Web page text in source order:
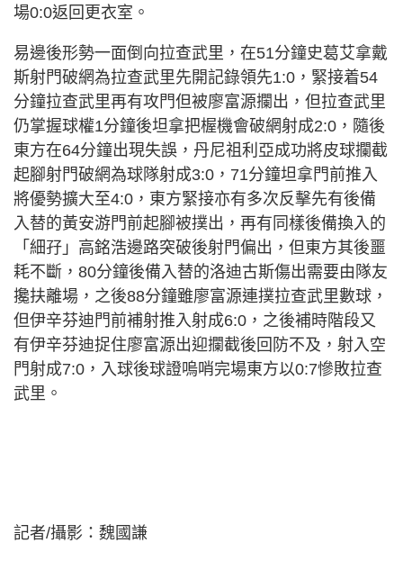
場0:0返回更衣室。
易邊後形勢一面倒向拉查武里，在51分鐘史葛艾拿戴
斯射門破網為拉查武里先開記錄領先1:0，緊接着54
分鐘拉查武里再有攻門但被廖富源攔出，但拉查武里
仍掌握球權1分鐘後坦拿把楃機會破網射成2:0，隨後
東方在64分鐘出現失誤，丹尼祖利亞成功將皮球攔截
起腳射門破網為球隊射成3:0，71分鐘坦拿門前推入
將優勢擴大至4:0，東方緊接亦有多次反擊先有後備
入替的黃安游門前起腳被撲出，再有同樣後備換入的
「細孖」高銘浩邊路突破後射門偏出，但東方其後噩
耗不斷，80分鐘後備入替的洛迪古斯傷出需要由隊友
攙扶離場，之後88分鐘雖廖富源連撲拉查武里數球，
但伊辛芬迪門前補射推入射成6:0，之後補時階段又
有伊辛芬迪捉住廖富源出迎攔截後回防不及，射入空
門射成7:0，入球後球證嗚哨完場東方以0:7慘敗拉查
武里。
記者/攝影：魏國謙